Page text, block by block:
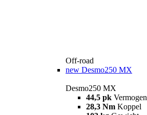
Off-road
new Desmo250 MX
Desmo250 MX
44,5 pk Vermogen
28,3 Nm Koppel